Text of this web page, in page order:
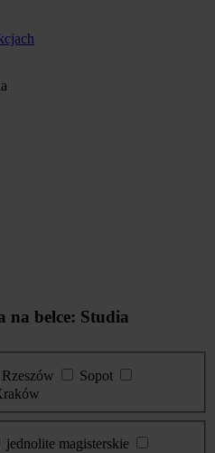
na belce: Studia
Rzeszów
Sopot
jednolite magisterskie